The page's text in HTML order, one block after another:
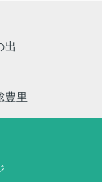
出
豊里